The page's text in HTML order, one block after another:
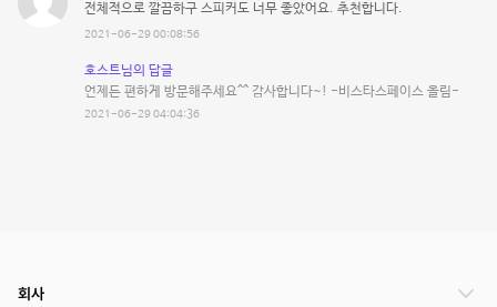
전체적으로 깔끔하구 스피커도 너무 좋았어요. 추천합니다.
2021-06-29 00:08:56
호스트님의 답글
언제든 편하게 방문해주세요^^ 감사합니다~! -비스타스페이스 올림-
2021-06-29 04:04:36
회사